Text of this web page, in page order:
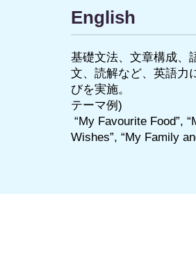
English
基礎文法、文章構成、
文、読解など、英語力
びを実施。
テーマ例)
“My Favourite Food”,
Wishes”, “My Family